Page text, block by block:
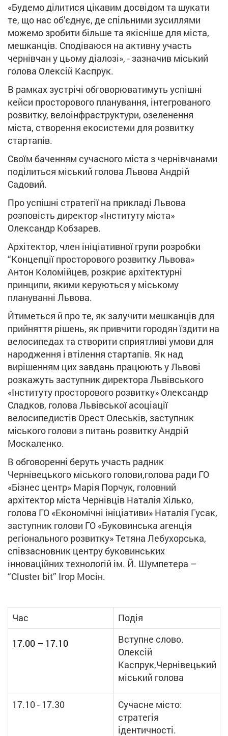
«Будемо ділитися цікавим досвідом та шукати
те, що нас об’єднує, де спільними зусиллями
можемо зробити більше та якісніше для міста,
мешканців. Сподіваюся на активну участь
чернівчан у цьому діалозі», - зазначив міський
голова Олексій Каспрук.
В рамках зустрічі обговорюватимуть успішні
кейси просторового планування, інтегрованого
розвитку, велоінфраструктури, озеленення
міста, створення екосистеми для розвитку
стартапів.
Своїм баченням сучасного міста з чернівчанами
поділиться міський голова Львова Андрій
Садовий.
Про успішні стратегії на прикладі Львова
розповість директор «Інституту міста»
Олександр Кобзарев.
Архітектор, член ініціативної групи розробки
“Концепції просторового розвитку Львова»
Антон Коломійцев, розкриє архітектурні
принципи, якими керуються у міському
плануванні Львова.
Йтиметься й про те, як залучити мешканців для
прийняття рішень, як привчити городян їздити на
велосипедах та створити сприятливі умови для
народження і втілення стартапів. Як над
вирішенням цих завдань працюють у Львові
розкажуть заступник директора Львівського
«Інституту просторового розвитку» Олександр
Сладков, голова Львівської асоціації
велосипедистів Орест Олеськів, заступник
міського голови з питань розвитку Андрій
Москаленко.
В обговоренні беруть участь радник
Чернівецького міського голови,голова ради ГО
«Бізнес центр» Марія Порчук, головний
архітектор міста Чернівців Наталія Хілько,
голова ГО «Економічні ініціативи» Наталія Гусак,
заступник голови ГО «Буковинська агенція
регіонального розвитку» Тетяна Лебухорська,
співзасновник центру буковинських
інноваційних технологій ім. Й. Шумпетера –
“Сluster bit” Ігор Мосін.
Час Подія
17.00 – 17.10
Вступне слово.
Олексій
Каспрук,Чернівецький
міський голова
17.10 - 17.30
Сучасне місто:
стратегія
ідентичності.